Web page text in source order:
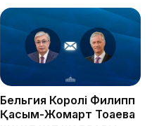
Бельгия Королі Филипп
Қасым-Жомарт Тоқаевқа